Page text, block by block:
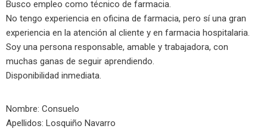
Busco empleo como técnico de farmacia.
No tengo experiencia en oficina de farmacia, pero sí una gran
experiencia en la atención al cliente y en farmacia hospitalaria.
Soy una persona responsable, amable y trabajadora, con
muchas ganas de seguir aprendiendo.
Disponibilidad inmediata.
Nombre: Consuelo
Apellidos: Losquiño Navarro